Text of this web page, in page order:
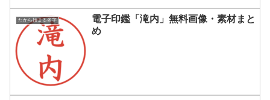
たから始まる名字
電子印鑑「滝内」無料画像・素材まと
め